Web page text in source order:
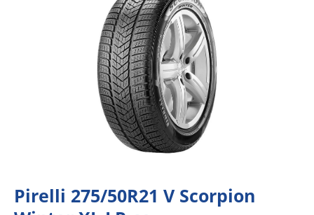
Pirelli 275/50R21 V Scorpion